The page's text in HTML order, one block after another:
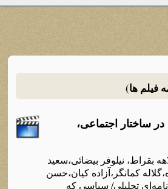
فیلم ها)
در ساختار اجتماعی،
بقراط، نیلوفر بیضائی،سعید
کمانگر،آزاده‌ کیان،حسن
تحلیلی/ سیاسی که‌